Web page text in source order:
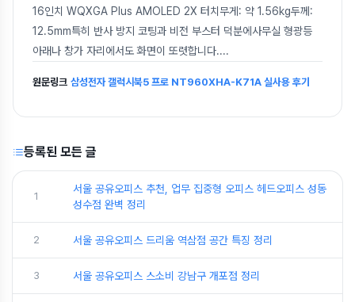
16인치 WQXGA Plus AMOLED 2X 터치무게: 약 1.56kg두께:
12.5mm특히 반사 방지 코팅과 비전 부스터 덕분에사무실 형광등
아래나 창가 자리에서도 화면이 또렷합니다....
원문링크 삼성전자 갤럭시북5 프로 NT960XHA-K71A 실사용 후기
등록된 모든 글
1
서울 공유오피스 추천, 업무 집중형 오피스 헤드오피스 성동
성수점 완벽 정리
2 서울 공유오피스 드리움 역삼점 공간 특징 정리
3 서울 공유오피스 스소비 강남구 개포점 정리